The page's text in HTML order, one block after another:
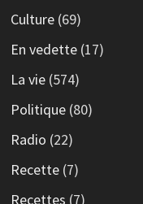
Culture(69)
En vedette(17)
La vie(574)
Politique(80)
Radio (22)
Recette(7)
Recettes (7)